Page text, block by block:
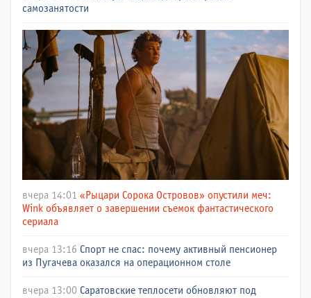
самозанятости
вчера 14:01 «Рыцари Сорока Островов» опустили меч:
Wink объявляет о завершении съемок фантастического
сериала
вчера 13:16 Спорт не спас: почему активный пенсионер
из Пугачева оказался на операционном столе
вчера 13:00 Саратовские теплосети обновляют под